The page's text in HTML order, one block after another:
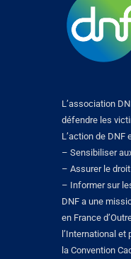
L’association
défendre les
L’action de DNF
– Sensibiliser
– Assurer le
– Informer sur
DNF a une
en France
l’International
la Convention